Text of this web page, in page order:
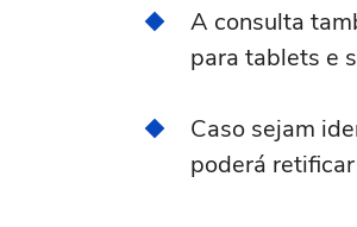
A consulta
para tablets e
Caso sejam
poderá